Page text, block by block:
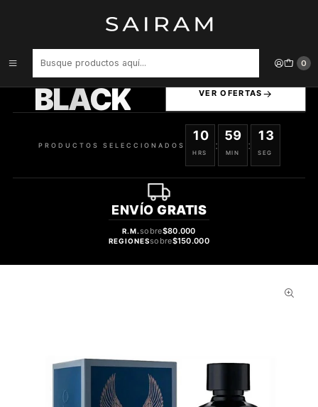
0
PERFUME FRAGRANCE WORLD INVICTO LEGEND HOMBRE EDP 100
BLACK VER OFERTAS
PRODUCTOS SELECCIONADOS
10
HRS
:
59
MIN
:
12
SEG
ENVÍO GRATIS
R.M.sobre$80.000
REGIONESsobre$150.000